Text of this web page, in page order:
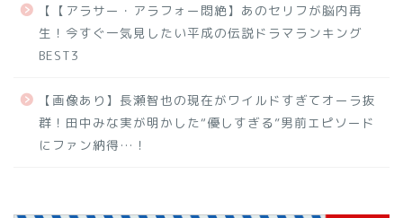
【【アラサー・アラフォー悶絶】あのセリフが脳内再
生！今すぐ一気見したい平成の伝説ドラマランキング
BEST3
【画像あり】長瀬智也の現在がワイルドすぎてオーラ抜
群！田中みな実が明かした“優しすぎる”男前エピソード
にファン納得…！